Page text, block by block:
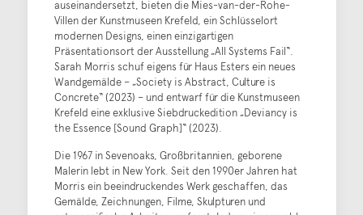
auseinandersetzt, bieten die Mies-van-der-Rohe-
Villen der Kunstmuseen Krefeld, ein Schlüsselort
modernen Designs, einen einzigartigen
Präsentationsort der Ausstellung „All Systems Fail“.
Sarah Morris schuf eigens für Haus Esters ein neues
Wandgemälde – „Society is Abstract, Culture is
Concrete“ (2023) – und entwarf für die Kunstmuseen
Krefeld eine exklusive Siebdruckedition „Deviancy is
the Essence [Sound Graph]“ (2023).
Die 1967 in Sevenoaks, Großbritannien, geborene
Malerin lebt in New York. Seit den 1990er Jahren hat
Morris ein beeindruckendes Werk geschaffen, das
Gemälde, Zeichnungen, Filme, Skulpturen und